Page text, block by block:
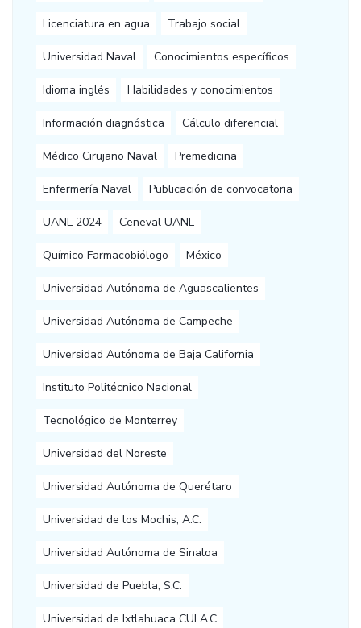
Licenciatura en agua Trabajo social
Universidad Naval Conocimientos específicos
Idioma inglés Habilidades y conocimientos
Información diagnóstica Cálculo diferencial
Médico Cirujano Naval Premedicina
Enfermería Naval Publicación de convocatoria
UANL 2024 Ceneval UANL
Químico Farmacobiólogo México
Universidad Autónoma de Aguascalientes
Universidad Autónoma de Campeche
Universidad Autónoma de Baja California
Instituto Politécnico Nacional
Tecnológico de Monterrey
Universidad del Noreste
Universidad Autónoma de Querétaro
Universidad de los Mochis, A.C.
Universidad Autónoma de Sinaloa
Universidad de Puebla, S.C.
Universidad de Ixtlahuaca CUI A.C